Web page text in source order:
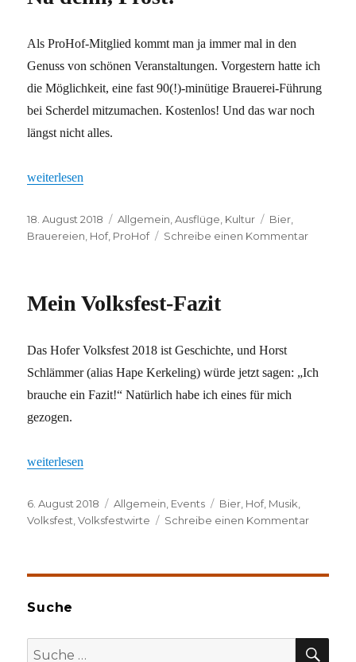
Als ProHof-Mitglied kommt man ja immer mal in den
Genuss von schönen Veranstaltungen. Vorgestern hatte ich
die Möglichkeit, eine fast 90(!)-minütige Brauerei-Führung
bei Scherdel mitzumachen. Kostenlos! Und das war noch
längst nicht alles.
„Na denn, Prost!“
weiterlesen
Veröffentlicht
am
18. August 2018 Kategorien
Allgemein ,Ausflüge Kultur Schlagwörter
Bier
Brauereien Hof, ProHof Schreibe einen Kommentarzu
Mein Volksfest-Fazit
Das Hofer Volksfest 2018 ist Geschichte, und Horst
Schlämmer (alias Hape Kerkeling) würde jetzt sagen: „Ich
brauche ein Fazit!“ Natürlich habe ich eines für mich
gezogen.
„Mein Volksfest-Fazit“
weiterlesen
Veröffentlicht
am
6. August 2018 Kategorien
Allgemein Events Schlagwörter
Bier Hof, Musik
Volksfest ,Volksfestwirte Schreibe einen Kommentarzu
Suche
Suche